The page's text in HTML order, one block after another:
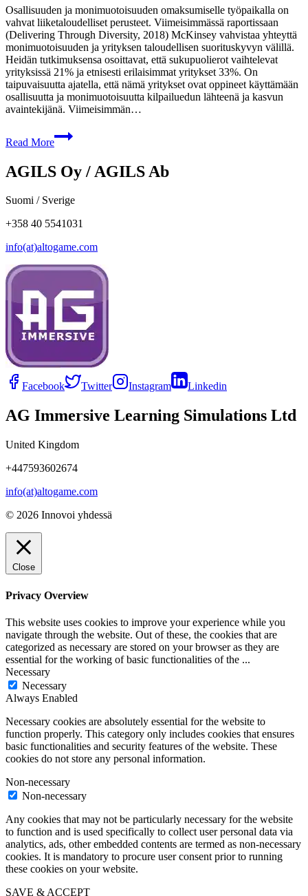
Osallisuuden ja monimuotoisuuden omaksumiselle työpaikalla on
vahvat liiketaloudelliset perusteet. Viimeisimmässä raportissaan
(Delivering Through Diversity, 2018) McKinsey vahvistaa yhteyttä
monimuotoisuuden ja yrityksen taloudellisen suorituskyvyn välillä.
Heidän tutkimuksensa osoittavat, että sukupuolierot vaihtelevat
yrityksissä 21% ja etnisesti erilaisimmat yritykset 33%. On
taipuvaisuutta ajatella, että nämä yritykset ovat oppineet käyttämään
osallisuutta ja monimuotoisuutta kilpailuedun lähteenä ja kasvun
avaintekijänä. Viimeisimmän…
Read More
AGILS Oy / AGILS Ab
Suomi / Sverige
+358 40 5541031
info(at)altogame.com
Facebook Twitter Instagram Linkedin
AG Immersive Learning Simulations Ltd
United Kingdom
+447593602674
info(at)altogame.com
© 2026 Innovoi yhdessä
Close
Privacy Overview
This website uses cookies to improve your experience while you
navigate through the website. Out of these, the cookies that are
categorized as necessary are stored on your browser as they are
essential for the working of basic functionalities of the ...
Necessary
Necessary
Always Enabled
Necessary cookies are absolutely essential for the website to
function properly. This category only includes cookies that ensures
basic functionalities and security features of the website. These
cookies do not store any personal information.
Non-necessary
Non-necessary
Any cookies that may not be particularly necessary for the website
to function and is used specifically to collect user personal data via
analytics, ads, other embedded contents are termed as non-necessary
cookies. It is mandatory to procure user consent prior to running
these cookies on your website.
SAVE & ACCEPT